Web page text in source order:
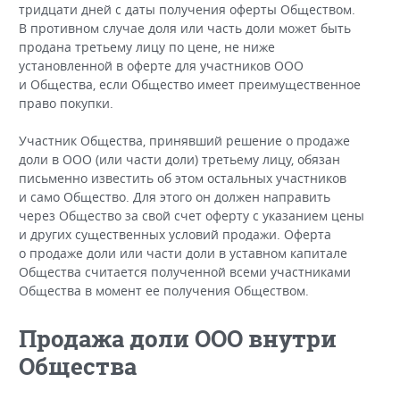
тридцати дней с даты получения оферты Обществом.
В противном случае доля или часть доли может быть
продана третьему лицу по цене, не ниже
установленной в оферте для участников ООО
и Общества, если Общество имеет преимущественное
право покупки.
Участник Общества, принявший решение о продаже
доли в ООО (или части доли) третьему лицу, обязан
письменно известить об этом остальных участников
и само Общество. Для этого он должен направить
через Общество за свой счет оферту с указанием цены
и других существенных условий продажи. Оферта
о продаже доли или части доли в уставном капитале
Общества считается полученной всеми участниками
Общества в момент ее получения Обществом.
Продажа доли ООО внутри
Общества